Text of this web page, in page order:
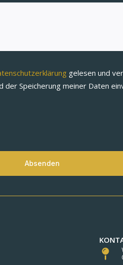
gelesen und
der Speicherung meiner Daten
Absenden